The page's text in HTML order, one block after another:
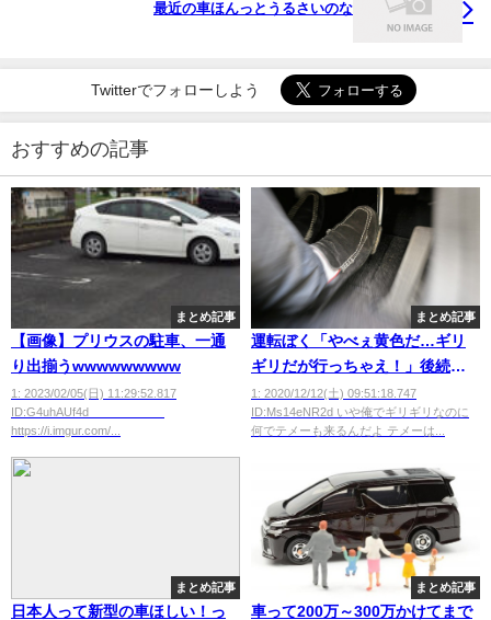
最近の車ほんっとうるさいのな
Twitterでフォローしよう
おすすめの記事
まとめ記事
【画像】プリウスの駐車、一通
り出揃うwwwwwwwww
1: 2023/02/05(日) 11:29:52.817
ID:G4uhAUf4d
https://i.imgur.com/...
まとめ記事
運転ぼく「やべぇ黄色だ…ギリ
ギリだが行っちゃえ！」後続車
「俺も付いてくよーｗ」
1: 2020/12/12(土) 09:51:18.747
ID:Ms14eNR2d いや俺でギリギリなのに
何でテメーも来るんだよ テメーは...
まとめ記事
日本人って新型の車ほしい！っ
まとめ記事
車って200万～300万かけてまで